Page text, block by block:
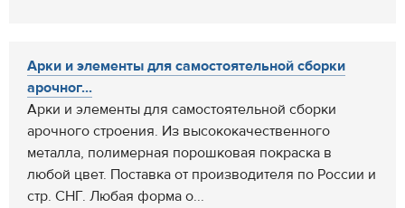
Арки и элементы для самостоятельной сборки
арочног...
Арки и элементы для самостоятельной сборки
арочного строения. Из высококачественного
металла, полимерная порошковая покраска в
любой цвет. Поставка от производителя по России и
стр. СНГ. Любая форма о...